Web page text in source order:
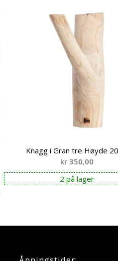
Knagg i Gran tre Høyde
kr 350,00
2 på lager